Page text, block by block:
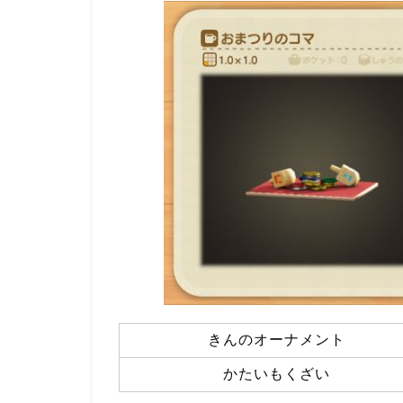
きんのオーナメント
かたいもくざい